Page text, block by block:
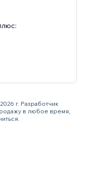
г. Разработчик
в любое время,